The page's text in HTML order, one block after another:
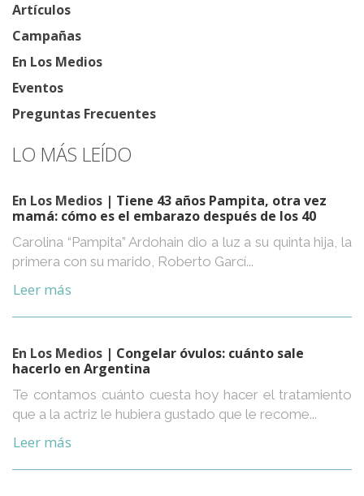
Artículos
Campañas
En Los Medios
Eventos
Preguntas Frecuentes
LO MÁS LEÍDO
En Los Medios | Tiene 43 años Pampita, otra vez
mamá: cómo es el embarazo después de los 40
Carolina “Pampita” Ardohain dio a luz a su quinta hija, la
primera con su marido, Roberto Garcí...
Leer más
En Los Medios | Congelar óvulos: cuánto sale
hacerlo en Argentina
Te contamos cuánto cuesta hoy hacer el tratamiento
que a la actriz le hubiera gustado que le recome...
Leer más